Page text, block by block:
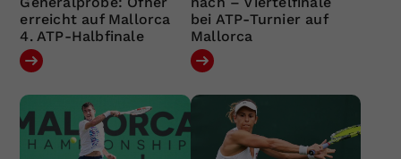
erreicht auf Mallorca
4. ATP-Halbfinale
bei ATP-Turnier auf
Mallorca